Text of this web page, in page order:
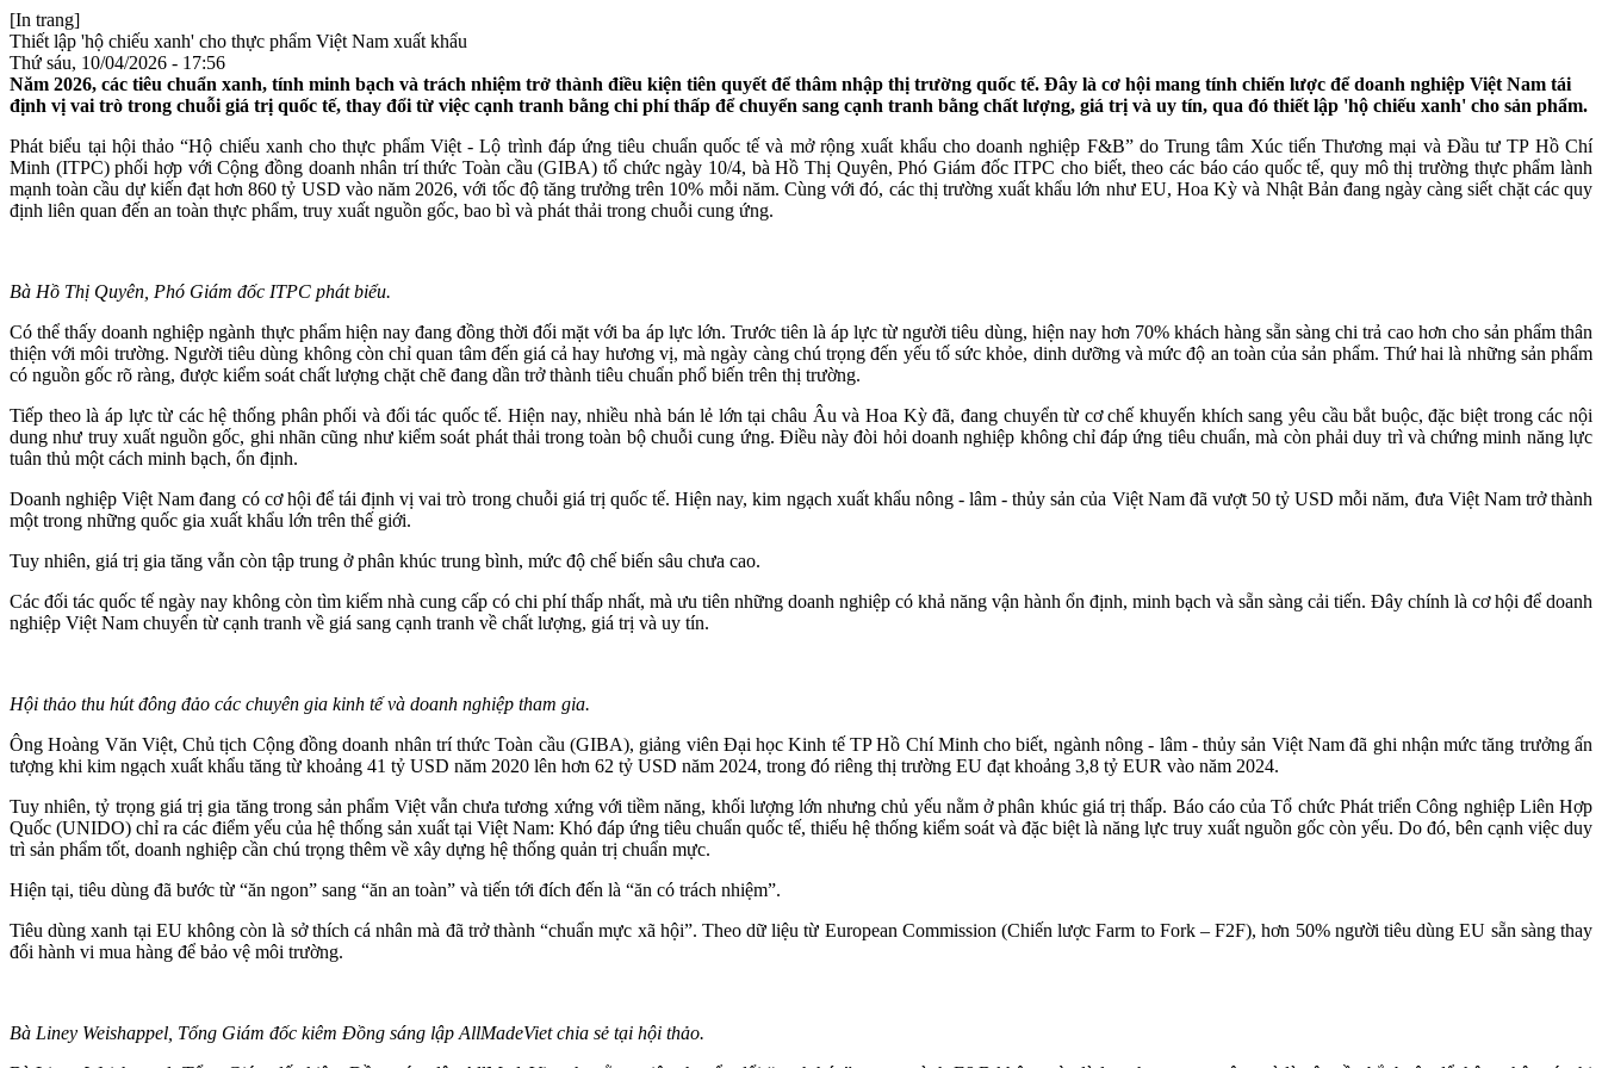
[In trang]
Thiết lập 'hộ chiếu xanh' cho thực phẩm Việt Nam xuất khẩu
Thứ sáu, 10/04/2026 - 17:56
Năm 2026, các tiêu chuẩn xanh, tính minh bạch và trách nhiệm trở thành điều kiện tiên quyết để thâm nhập thị trường quốc tế. Đây là cơ hội mang tính chiến lược để doanh nghiệp Việt Nam tái
định vị vai trò trong chuỗi giá trị quốc tế, thay đổi từ việc cạnh tranh bằng chi phí thấp để chuyển sang cạnh tranh bằng chất lượng, giá trị và uy tín, qua đó thiết lập 'hộ chiếu xanh' cho sản phẩm.
Phát biểu tại hội thảo “Hộ chiếu xanh cho thực phẩm Việt - Lộ trình đáp ứng tiêu chuẩn quốc tế và mở rộng xuất khẩu cho doanh nghiệp F&B” do Trung tâm Xúc tiến Thương mại và Đầu tư TP Hồ Chí
Minh (ITPC) phối hợp với Cộng đồng doanh nhân trí thức Toàn cầu (GIBA) tổ chức ngày 10/4, bà Hồ Thị Quyên, Phó Giám đốc ITPC cho biết, theo các báo cáo quốc tế, quy mô thị trường thực phẩm lành
mạnh toàn cầu dự kiến đạt hơn 860 tỷ USD vào năm 2026, với tốc độ tăng trưởng trên 10% mỗi năm. Cùng với đó, các thị trường xuất khẩu lớn như EU, Hoa Kỳ và Nhật Bản đang ngày càng siết chặt các quy
định liên quan đến an toàn thực phẩm, truy xuất nguồn gốc, bao bì và phát thải trong chuỗi cung ứng.
Bà Hồ Thị Quyên, Phó Giám đốc ITPC phát biểu.
Có thể thấy doanh nghiệp ngành thực phẩm hiện nay đang đồng thời đối mặt với ba áp lực lớn. Trước tiên là áp lực từ người tiêu dùng, hiện nay hơn 70% khách hàng sẵn sàng chi trả cao hơn cho sản phẩm thân
thiện với môi trường. Người tiêu dùng không còn chỉ quan tâm đến giá cả hay hương vị, mà ngày càng chú trọng đến yếu tố sức khỏe, dinh dưỡng và mức độ an toàn của sản phẩm. Thứ hai là những sản phẩm
có nguồn gốc rõ ràng, được kiểm soát chất lượng chặt chẽ đang dần trở thành tiêu chuẩn phổ biến trên thị trường.
Tiếp theo là áp lực từ các hệ thống phân phối và đối tác quốc tế. Hiện nay, nhiều nhà bán lẻ lớn tại châu Âu và Hoa Kỳ đã, đang chuyển từ cơ chế khuyến khích sang yêu cầu bắt buộc, đặc biệt trong các nội
dung như truy xuất nguồn gốc, ghi nhãn cũng như kiểm soát phát thải trong toàn bộ chuỗi cung ứng. Điều này đòi hỏi doanh nghiệp không chỉ đáp ứng tiêu chuẩn, mà còn phải duy trì và chứng minh năng lực
tuân thủ một cách minh bạch, ổn định.
Doanh nghiệp Việt Nam đang có cơ hội để tái định vị vai trò trong chuỗi giá trị quốc tế. Hiện nay, kim ngạch xuất khẩu nông - lâm - thủy sản của Việt Nam đã vượt 50 tỷ USD mỗi năm, đưa Việt Nam trở thành
một trong những quốc gia xuất khẩu lớn trên thế giới.
Tuy nhiên, giá trị gia tăng vẫn còn tập trung ở phân khúc trung bình, mức độ chế biến sâu chưa cao.
Các đối tác quốc tế ngày nay không còn tìm kiếm nhà cung cấp có chi phí thấp nhất, mà ưu tiên những doanh nghiệp có khả năng vận hành ổn định, minh bạch và sẵn sàng cải tiến. Đây chính là cơ hội để doanh
nghiệp Việt Nam chuyển từ cạnh tranh về giá sang cạnh tranh về chất lượng, giá trị và uy tín.
Hội thảo thu hút đông đảo các chuyên gia kinh tế và doanh nghiệp tham gia.
Ông Hoàng Văn Việt, Chủ tịch Cộng đồng doanh nhân trí thức Toàn cầu (GIBA), giảng viên Đại học Kinh tế TP Hồ Chí Minh cho biết, ngành nông - lâm - thủy sản Việt Nam đã ghi nhận mức tăng trưởng ấn
tượng khi kim ngạch xuất khẩu tăng từ khoảng 41 tỷ USD năm 2020 lên hơn 62 tỷ USD năm 2024, trong đó riêng thị trường EU đạt khoảng 3,8 tỷ EUR vào năm 2024.
Tuy nhiên, tỷ trọng giá trị gia tăng trong sản phẩm Việt vẫn chưa tương xứng với tiềm năng, khối lượng lớn nhưng chủ yếu nằm ở phân khúc giá trị thấp. Báo cáo của Tổ chức Phát triển Công nghiệp Liên Hợp
Quốc (UNIDO) chỉ ra các điểm yếu của hệ thống sản xuất tại Việt Nam: Khó đáp ứng tiêu chuẩn quốc tế, thiếu hệ thống kiểm soát và đặc biệt là năng lực truy xuất nguồn gốc còn yếu. Do đó, bên cạnh việc duy
trì sản phẩm tốt, doanh nghiệp cần chú trọng thêm về xây dựng hệ thống quản trị chuẩn mực.
Hiện tại, tiêu dùng đã bước từ “ăn ngon” sang “ăn an toàn” và tiến tới đích đến là “ăn có trách nhiệm”.
Tiêu dùng xanh tại EU không còn là sở thích cá nhân mà đã trở thành “chuẩn mực xã hội”. Theo dữ liệu từ European Commission (Chiến lược Farm to Fork – F2F), hơn 50% người tiêu dùng EU sẵn sàng thay
đổi hành vi mua hàng để bảo vệ môi trường.
Bà Liney Weishappel, Tổng Giám đốc kiêm Đồng sáng lập AllMadeViet chia sẻ tại hội thảo.